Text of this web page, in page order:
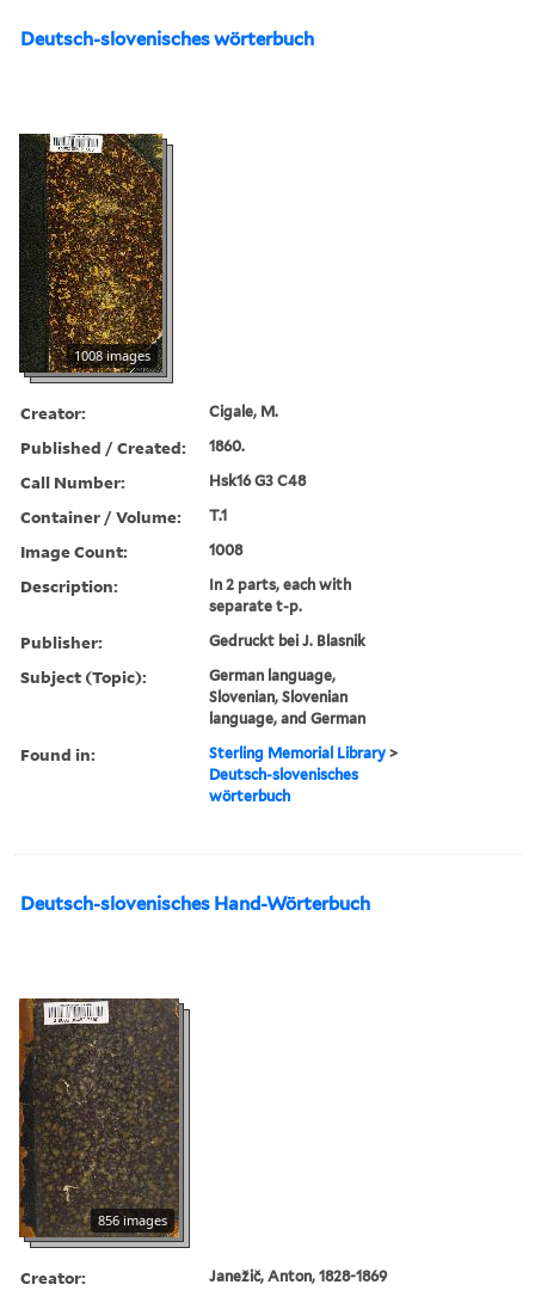
Deutsch-slovenisches wörterbuch
1008 images
Creator: Cigale, M.
Published / Created: 1860.
Call Number: Hsk16 G3 C48
Container / Volume: T.1
Image Count: 1008
Description:
In 2 parts, each with
separate t-p.
Publisher: Gedruckt bei J. Blasnik
Subject (Topic):
German language,
Slovenian, Slovenian
language, and German
Found in: Sterling Memorial Library >
Deutsch-slovenisches
wörterbuch
Deutsch-slovenisches Hand-Wörterbuch
856 images
Creator: Janežič, Anton, 1828-1869